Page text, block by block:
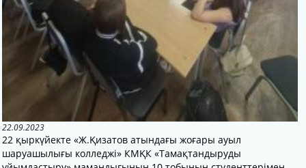
22.09.2023
22 қыркүйекте «Ж.Қизатов атындағы жоғары ауыл
шаруашылығы колледжі» КМҚК «Тамақтандыруды